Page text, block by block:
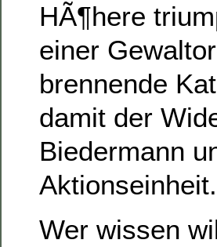
HÃ¶here
einer
brennende
damit der
Biedermann
Wer wissen